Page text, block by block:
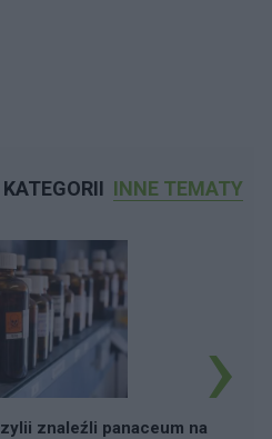
INNE TEMATY
znaleźli panaceum na›